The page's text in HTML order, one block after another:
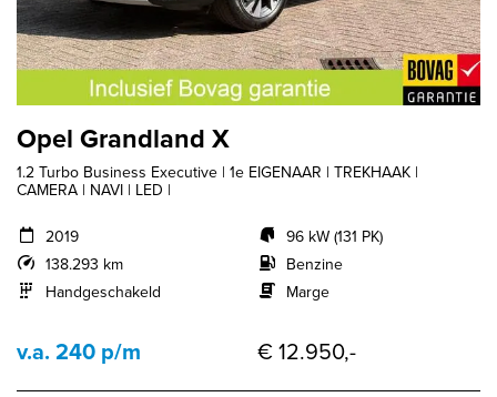
Opel Grandland X
1.2 Turbo Business Executive | 1e EIGENAAR | TREKHAAK |
CAMERA | NAVI | LED |
2019
138.293 km
Handgeschakeld
96 kW (131 PK)
Benzine
Marge
v.a. 240 p/m € 12.950,-